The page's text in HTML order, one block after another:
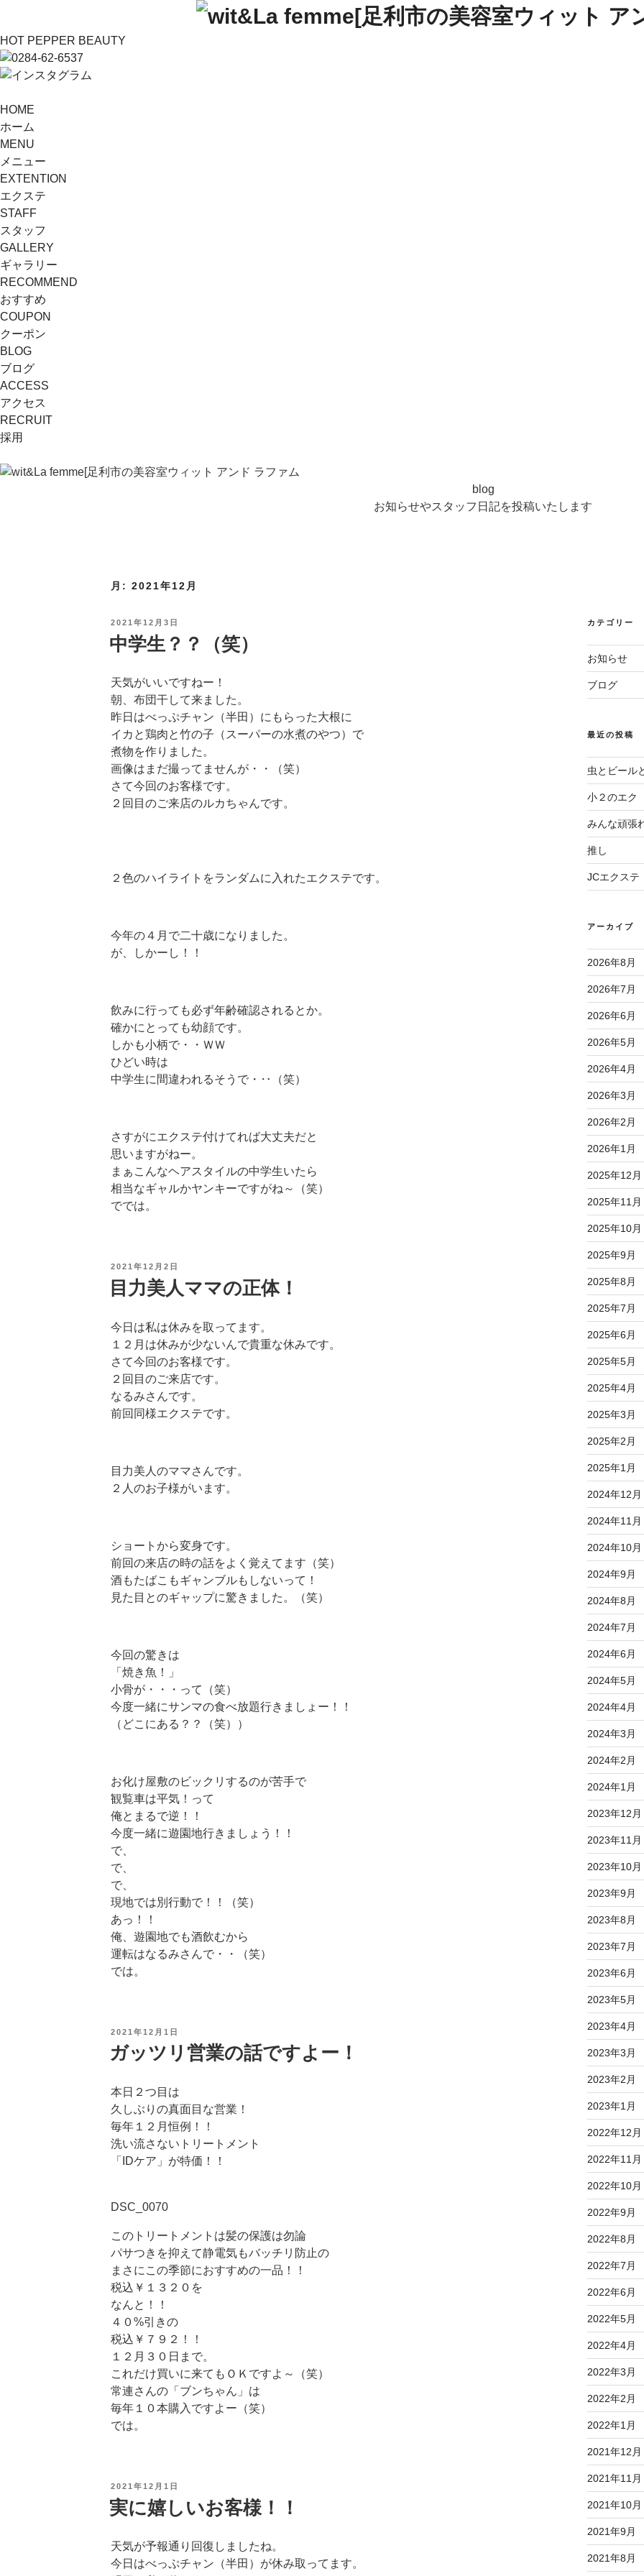
HOT PEPPER BEAUTY
HOME
ホーム
MENU
メニュー
EXTENTION
エクステ
STAFF
スタッフ
GALLERY
ギャラリー
RECOMMEND
おすすめ
COUPON
クーポン
BLOG
ブログ
ACCESS
アクセス
RECRUIT
採用
blog
お知らせやスタッフ日記を投稿いたします
月: 2021年12月
投
稿
日:
2021年12月3日
中学生？？（笑）
天気がいいですねー！
朝、布団干して来ました。
昨日はべっぷチャン（半田）にもらった大根に
イカと鶏肉と竹の子（スーパーの水煮のやつ）で
煮物を作りました。
画像はまだ撮ってませんが・・（笑）
さて今回のお客様です。
２回目のご来店のルカちゃんです。
２色のハイライトをランダムに入れたエクステです。
今年の４月で二十歳になりました。
が、しかーし！！
飲みに行っても必ず年齢確認されるとか。
確かにとっても幼顔です。
しかも小柄で・・ＷＷ
ひどい時は
中学生に間違われるそうで・‥（笑）
さすがにエクステ付けてれば大丈夫だと
思いますがねー。
まぁこんなヘアスタイルの中学生いたら
相当なギャルかヤンキーですがね～（笑）
ででは。
投
日:
2021年12月2日
目力美人ママの正体！
今日は私は休みを取ってます。
１２月は休みが少ないんで貴重な休みです。
さて今回のお客様です。
２回目のご来店です。
なるみさんです。
前回同様エクステです。
目力美人のママさんです。
２人のお子様がいます。
ショートから変身です。
前回の来店の時の話をよく覚えてます（笑）
酒もたばこもギャンブルもしないって！
見た目とのギャップに驚きました。（笑）
今回の驚きは
「焼き魚！」
小骨が・・・って（笑）
今度一緒にサンマの食べ放題行きましょー！！
（どこにある？？（笑））
お化け屋敷のビックリするのが苦手で
観覧車は平気！って
俺とまるで逆！！
今度一緒に遊園地行きましょう！！
で、
で、
で、
現地では別行動で！！（笑）
あっ！！
俺、遊園地でも酒飲むから
運転はなるみさんで・・（笑）
では。
投
日:
2021年12月1日
ガッツリ営業の話ですよー！
本日２つ目は
久しぶりの真面目な営業！
毎年１２月恒例！！
洗い流さないトリートメント
「IDケア」が特価！！
DSC_0070
このトリートメントは髪の保護は勿論
パサつきを抑えて静電気もバッチリ防止の
まさにこの季節におすすめの一品！！
税込￥１３２０を
なんと！！
４０%引きの
税込￥７９２！！
１２月３０日まで。
これだけ買いに来てもＯＫですよ～（笑）
常連さんの「ブンちゃん」は
毎年１０本購入ですよー（笑）
では。
投
稿
日:
2021年12月1日
実に嬉しいお客様！！
天気が予報通り回復しましたね。
今日はべっぷチャン（半田）が休み取ってます。
カテゴリー
お知らせ
ブログ
最近の投稿
虫とビール
小２のエク
みんな頑張
推し
JCエクステ
アーカイブ
2026年8月
2026年7月
2026年6月
2026年5月
2026年4月
2026年3月
2026年2月
2026年1月
2025年12月
2025年11月
2025年10月
2025年9月
2025年8月
2025年7月
2025年6月
2025年5月
2025年4月
2025年3月
2025年2月
2025年1月
2024年12月
2024年11月
2024年10月
2024年9月
2024年8月
2024年7月
2024年6月
2024年5月
2024年4月
2024年3月
2024年2月
2024年1月
2023年12月
2023年11月
2023年10月
2023年9月
2023年8月
2023年7月
2023年6月
2023年5月
2023年4月
2023年3月
2023年2月
2023年1月
2022年12月
2022年11月
2022年10月
2022年9月
2022年8月
2022年7月
2022年6月
2022年5月
2022年4月
2022年3月
2022年2月
2022年1月
2021年12月
2021年11月
2021年10月
2021年9月
2021年8月